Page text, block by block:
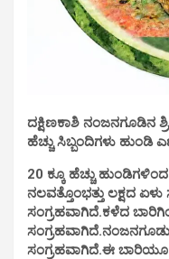
ದಕ್ಷಿಣಕಾಶಿ ನಂಜನಗೂಡಿನ
ಹೆಚ್ಚು ಸಿಬ್ಬಂದಿಗಳು ಹುಂಡಿ
20 ಕ್ಕೂ ಹೆಚ್ಚು
ನಲವತ್ತೊಂಭತ್ತು ಲಕ್ಷದ
ಸಂಗ್ರಹವಾಗಿದೆ.ಕಳೆದ
ಸಂಗ್ರಹವಾಗಿದೆ.ನಂಜನಗೂಡು
ಸಂಗ್ರಹವಾಗಿದೆ.ಈ ಬಾರಿಯೂ